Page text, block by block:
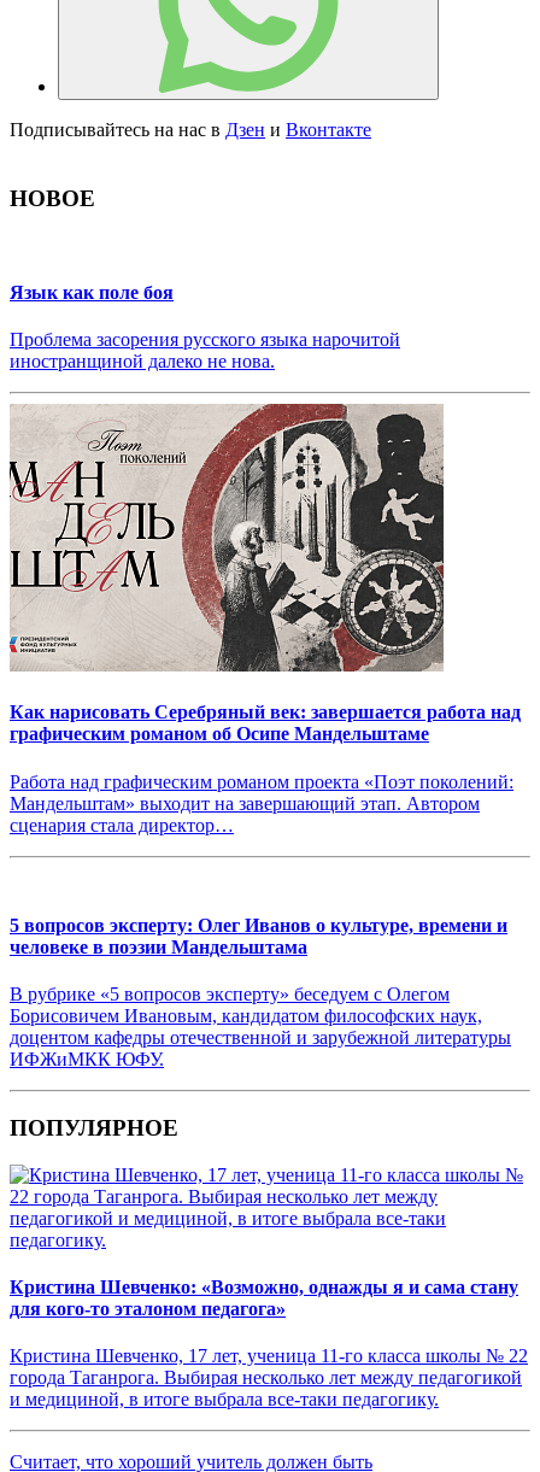
Подписывайтесь на нас в Дзен и Вконтакте
НОВОЕ
Язык как поле боя
Проблема засорения русского языка нарочитой
иностранщиной далеко не нова.
Как нарисовать Серебряный век: завершается работа над
графическим романом об Осипе Мандельштаме
Работа над графическим романом проекта «Поэт поколений:
Мандельштам» выходит на завершающий этап. Автором
сценария стала директор…
5 вопросов эксперту: Олег Иванов о культуре, времени и
человеке в поэзии Мандельштама
В рубрике «5 вопросов эксперту» беседуем с Олегом
Борисовичем Ивановым, кандидатом философских наук,
доцентом кафедры отечественной и зарубежной литературы
ИФЖиМКК ЮФУ.
ПОПУЛЯРНОЕ
Кристина Шевченко: «Возможно, однажды я и сама стану
для кого-то эталоном педагога»
Кристина Шевченко, 17 лет, ученица 11-го класса школы № 22
города Таганрога. Выбирая несколько лет между педагогикой
и медициной, в итоге выбрала все-таки педагогику.
Считает, что хороший учитель должен быть